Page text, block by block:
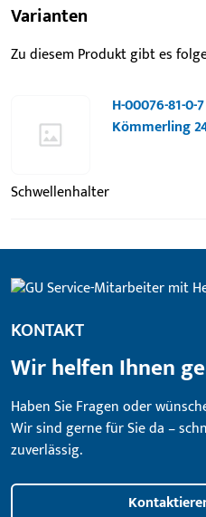
Varianten
Zu diesem Produkt gibt es
H-00076-81-
Kömmerling
Schwellenhalter
KONTAKT
Wir helfen Ihnen
Haben Sie Fragen oder
Wir sind gerne für Sie da –
zuverlässig.